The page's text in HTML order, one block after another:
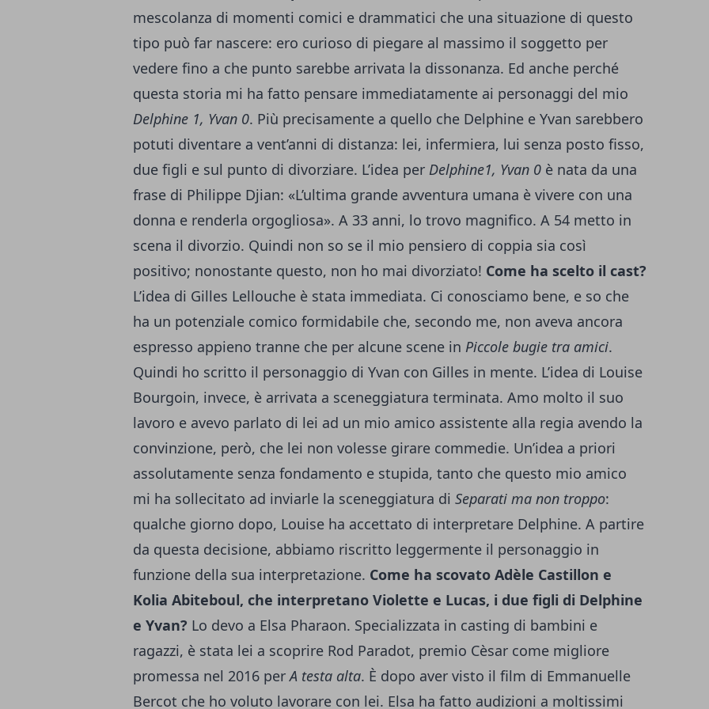
mescolanza di momenti comici e drammatici che una situazione di questo
tipo può far nascere: ero curioso di piegare al massimo il soggetto per
vedere fino a che punto sarebbe arrivata la dissonanza. Ed anche perché
questa storia mi ha fatto pensare immediatamente ai personaggi del mio
Delphine 1, Yvan 0. Più precisamente a quello che Delphine e Yvan sarebbero
potuti diventare a vent’anni di distanza: lei, infermiera, lui senza posto fisso,
due figli e sul punto di divorziare. L’idea per Delphine1, Yvan 0 è nata da una
frase di Philippe Djian: «L’ultima grande avventura umana è vivere con una
donna e renderla orgogliosa». A 33 anni, lo trovo magnifico. A 54 metto in
scena il divorzio. Quindi non so se il mio pensiero di coppia sia così
positivo; nonostante questo, non ho mai divorziato! Come ha scelto il cast?
L’idea di Gilles Lellouche è stata immediata. Ci conosciamo bene, e so che
ha un potenziale comico formidabile che, secondo me, non aveva ancora
espresso appieno tranne che per alcune scene in Piccole bugie tra amici.
Quindi ho scritto il personaggio di Yvan con Gilles in mente. L’idea di Louise
Bourgoin, invece, è arrivata a sceneggiatura terminata. Amo molto il suo
lavoro e avevo parlato di lei ad un mio amico assistente alla regia avendo la
convinzione, però, che lei non volesse girare commedie. Un’idea a priori
assolutamente senza fondamento e stupida, tanto che questo mio amico
mi ha sollecitato ad inviarle la sceneggiatura di Separati ma non troppo:
qualche giorno dopo, Louise ha accettato di interpretare Delphine. A partire
da questa decisione, abbiamo riscritto leggermente il personaggio in
funzione della sua interpretazione. Come ha scovato Adèle Castillon e
Kolia Abiteboul, che interpretano Violette e Lucas, i due figli di Delphine
e Yvan? Lo devo a Elsa Pharaon. Specializzata in casting di bambini e
ragazzi, è stata lei a scoprire Rod Paradot, premio Cèsar come migliore
promessa nel 2016 perA testa alta. È dopo aver visto il film di Emmanuelle
Bercot che ho voluto lavorare con lei. Elsa ha fatto audizioni a moltissimi